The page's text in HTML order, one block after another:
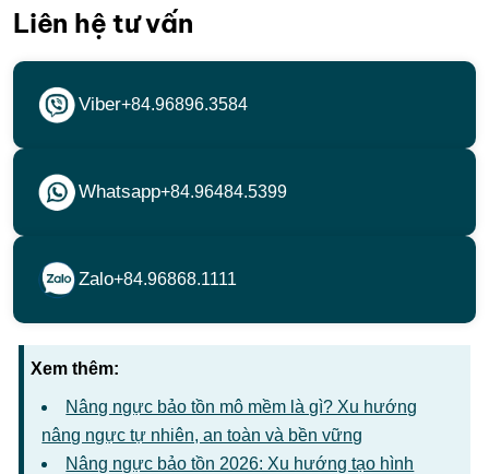
Liên hệ tư vấn
Viber+84.96896.3584
Whatsapp+84.96484.5399
Zalo+84.96868.1111
Xem thêm:
Nâng ngực bảo tồn mô mềm là gì? Xu hướng
nâng ngực tự nhiên, an toàn và bền vững
Nâng ngực bảo tồn 2026: Xu hướng tạo hình